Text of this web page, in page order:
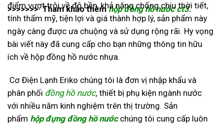
>>>>>>> Tham khảo thêmhộp đồng hồ nước ct3.
điểm vượt trội về độ bền, khả năng chống chịu thời tiết,
tính thẩm mỹ, tiện lợi và giá thành hợp lý, sản phẩm này
ngày càng được ưa chuộng và sử dụng rộng rãi. Hy vọng
bài viết này đã cung cấp cho bạn những thông tin hữu
ích về hộp đồng hồ nước nhựa.
Cơ Điện Lạnh Eriko chúng tôi là đơn vị nhập khẩu và
phân phối đồng hồ nước, thiết bị phụ kiện ngành nước
với nhiều năm kinh nghiệm trên thị trường. Sản
phẩm hộp đựng đồng hồ nước chúng tôi cung cấp luôn